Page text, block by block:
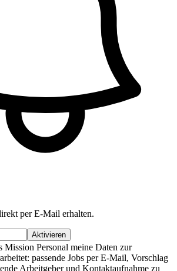
per E-Mail erhalten.
Aktivieren
Mission Personal meine Daten zur
passende Jobs per E-Mail, Vorschlag
Arbeitgeber und Kontaktaufnahme zu